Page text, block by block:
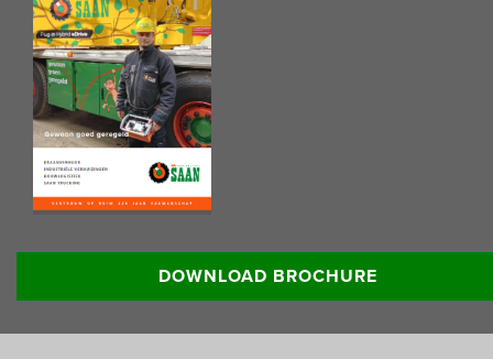
Lees meer informatie:DOWNLOAD BROCHURE